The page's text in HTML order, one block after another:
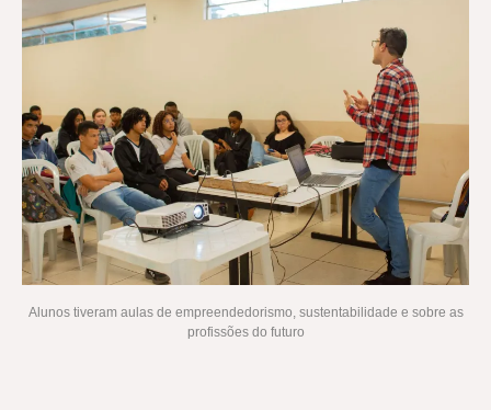
Alunos tiveram aulas de empreendedorismo, sustentabilidade e sobre as
profissões do futuro